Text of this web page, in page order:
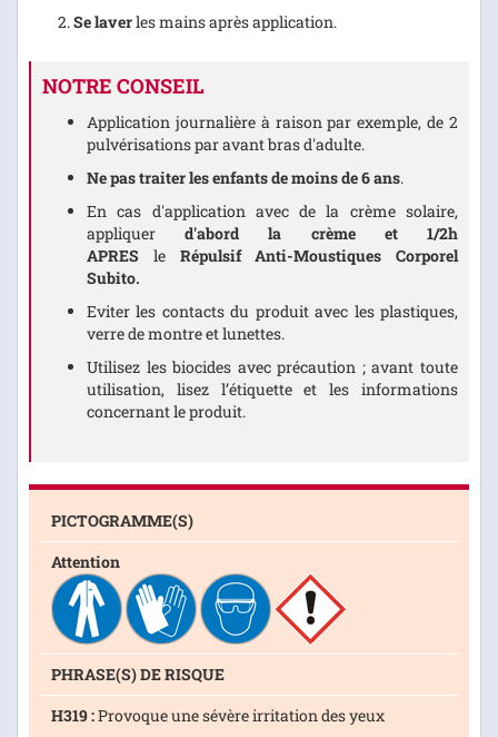
Se laverles mains après application.
NOTRE CONSEIL
Application journalière à raison par exemple, de 2
pulvérisations par avant bras d'adulte.
Ne pas traiter les enfants de moins de 6 ans.
En cas d'application avec de la crème solaire,
appliquer d'abord la crème et 1/2h
APRES le Répulsif Anti-Moustiques Corporel
Subito.
Eviter les contacts du produit avec les plastiques,
verre de montre et lunettes.
Utilisez les biocides avec précaution ; avant toute
utilisation, lisez l’étiquette et les informations
concernant le produit.
PICTOGRAMME(S)
Attention
PHRASE(S) DE RISQUE
H319 :Provoque une sévère irritation des yeux